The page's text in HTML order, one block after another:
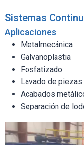
Sistemas
Aplicaciones
Metalmecánica
Galvanoplastia
Fosfatizado
Lavado de piezas
Acabados
Separación de